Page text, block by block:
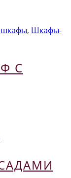
шкафы, Шкафы-
С